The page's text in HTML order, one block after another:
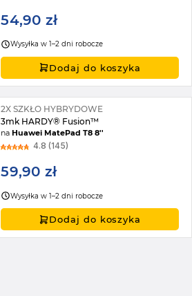
54,90 zł
Wysyłka w 1–2 dni robocze
Dodaj do koszyka
2X SZKŁO HYBRYDOWE
3mk HARDY® Fusion™
naHuawei MatePad T8 8''
4.8 (145)
59,90 zł
Wysyłka w 1–2 dni robocze
Dodaj do koszyka